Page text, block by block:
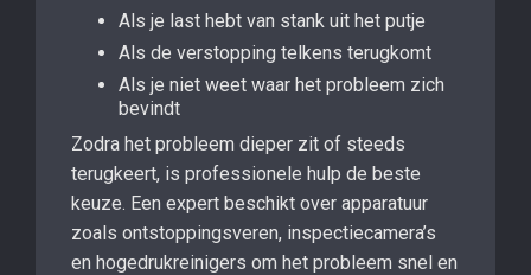
Als je last hebt van stank uit het putje
Als de verstopping telkens terugkomt
Als je niet weet waar het probleem zich
bevindt
Zodra het probleem dieper zit of steeds
terugkeert, is professionele hulp de beste
keuze. Een expert beschikt over apparatuur
zoals ontstoppingsveren, inspectiecamera’s
en hogedrukreinigers om het probleem snel en